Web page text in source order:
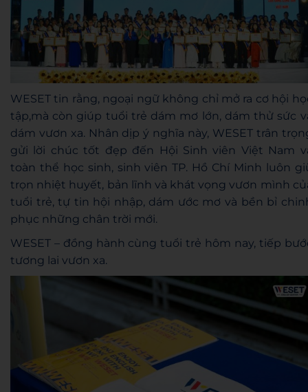
WESET tin rằng, ngoại ngữ không chỉ mở ra cơ hội
tập,mà còn giúp tuổi trẻ dám mơ lớn, dám thử sức
dám vươn xa. Nhân dịp ý nghĩa này, WESET trân
gửi lời chúc tốt đẹp đến Hội Sinh viên Việt Nam
toàn thể học sinh, sinh viên TP. Hồ Chí Minh luôn
trọn nhiệt huyết, bản lĩnh và khát vọng vươn mình
tuổi trẻ, tự tin hội nhập, dám ước mơ và bền bỉ
phục những chân trời mới.
WESET – đồng hành cùng tuổi trẻ hôm nay, tiếp
tương lai vươn xa.